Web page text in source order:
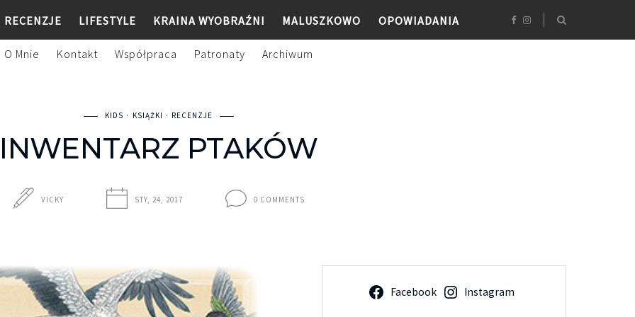
RECENZJE LIFESTYLE KRAINA WYOBRAŹNI MALUSZKOWO OPOWIADANIA
O Mnie Kontakt Współpraca Patronaty Archiwum
KIDS KSIĄŻKI RECENZJE
INWENTARZ PTAKÓW
VICKY STY, 24, 2017 0 COMMENTS
Facebook Instagram